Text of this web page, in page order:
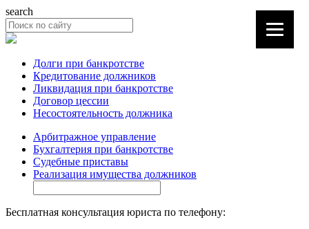
search
Долги при банкротстве
Кредитование должников
Ликвидация при банкротстве
Договор цессии
Несостоятельность должника
Арбитражное управление
Бухгалтерия при банкротстве
Судебные приставы
Реализация имущества должников
Бесплатная консультация юриста по телефону: